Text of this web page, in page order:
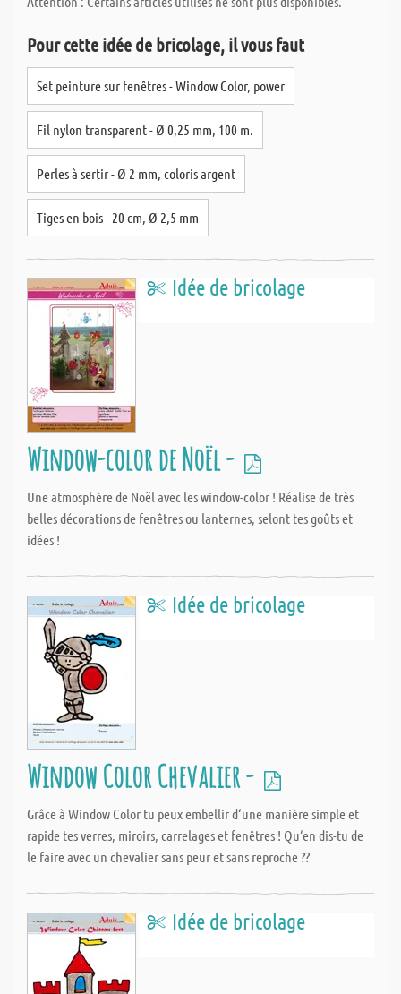
Pour cette idée de bricolage, il vous faut
Set peinture sur fenêtres - Window Color, power
Fil nylon transparent - Ø 0,25 mm, 100 m.
Perles à sertir - Ø 2 mm, coloris argent
Tiges en bois - 20 cm, Ø 2,5 mm
Idée de bricolage
Window-color de Noël -
Une atmosphère de Noël avec les window-color ! Réalise de très
belles décorations de fenêtres ou lanternes, selont tes goûts et
idées !
Idée de bricolage
Window Color Chevalier -
Grâce à Window Color tu peux embellir d‘une manière simple et
rapide tes verres, miroirs, carrelages et fenêtres ! Qu‘en dis-tu de
le faire avec un chevalier sans peur et sans reproche ??
Idée de bricolage